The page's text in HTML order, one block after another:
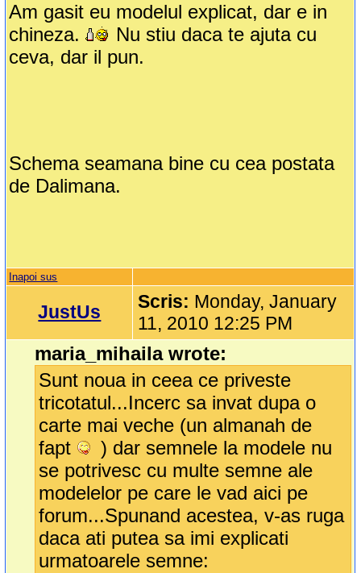
Am gasit eu modelul explicat, dar e in
chineza.
Nu stiu daca te ajuta cu
ceva, dar il pun.
Schema seamana bine cu cea postata
de Dalimana.
Inapoi sus
JustUs Scris: Monday, January
11, 2010 12:25 PM
maria_mihaila wrote:
Sunt noua in ceea ce priveste
tricotatul...Incerc sa invat dupa o
carte mai veche (un almanah de
fapt
) dar semnele la modele nu
se potrivesc cu multe semne ale
modelelor pe care le vad aici pe
forum...Spunand acestea, v-as ruga
daca ati putea sa imi explicati
urmatoarele semne: